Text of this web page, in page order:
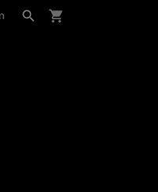
 shopping_cart